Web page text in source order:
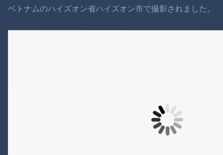
ベトナムのハイズオン省ハイズオン市で撮影されました。